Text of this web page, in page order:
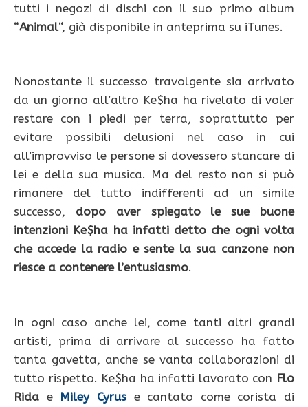
tutti i negozi di dischi con il suo primo album
“Animal“, già disponibile in anteprima su iTunes.
Nonostante il successo travolgente sia arrivato
da un giorno all’altro Ke$ha ha rivelato di voler
restare con i piedi per terra, soprattutto per
evitare possibili delusioni nel caso in cui
all’improvviso le persone si dovessero stancare di
lei e della sua musica. Ma del resto non si può
rimanere del tutto indifferenti ad un simile
successo, dopo aver spiegato le sue buone
intenzioni Ke$ha ha infatti detto che ogni volta
che accede la radio e sente la sua canzone non
riesce a contenere l’entusiasmo.
In ogni caso anche lei, come tanti altri grandi
artisti, prima di arrivare al successo ha fatto
tanta gavetta, anche se vanta collaborazioni di
tutto rispetto. Ke$ha ha infatti lavorato con Flo
Rida e Miley Cyruse cantato come corista di